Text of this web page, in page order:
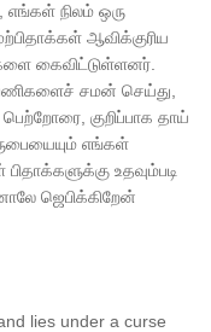
நிலம் ஒரு
ஆவிக்குரிய
கைவிட்டுள்ளனர்.
சமன் செய்து,
குறிப்பாக தாய்
எங்கள்
உதவும்படி
ஜெபிக்கிறேன்
lies under a curse